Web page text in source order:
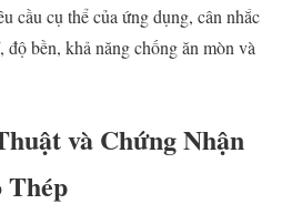
cầu cụ thể của ứng dụng, cân nhắc
độ bền, khả năng chống ăn mòn và
và Chứng Nhận
Thép